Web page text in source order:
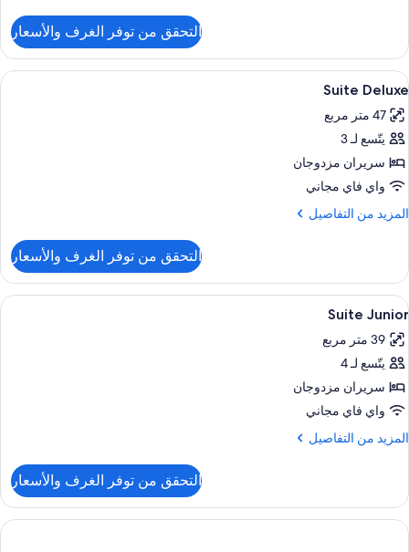
الغرفة
التحقق من توفر الغرف والأسعار
استعراض
جميع
صور
Suite
Deluxe
1
Suite Deluxe
47 متر مربع
يتّسع لـ 3
سريران مزدوجان
واي فاي مجاني
المزيد من التفاصيل
المزيد
Suite
Deluxe
التحقق من توفر الغرف والأسعار
استعراض
جميع
صور
Suite
Junior
1
Suite Junior
39 متر مربع
يتّسع لـ 4
سريران مزدوجان
واي فاي مجاني
المزيد من التفاصيل
المزيد
Suite
Junior
التحقق من توفر الغرف والأسعار